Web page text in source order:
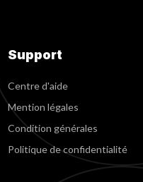
Support
Centre d'aide
Mention légales
Condition générales
Politique de confidentialité